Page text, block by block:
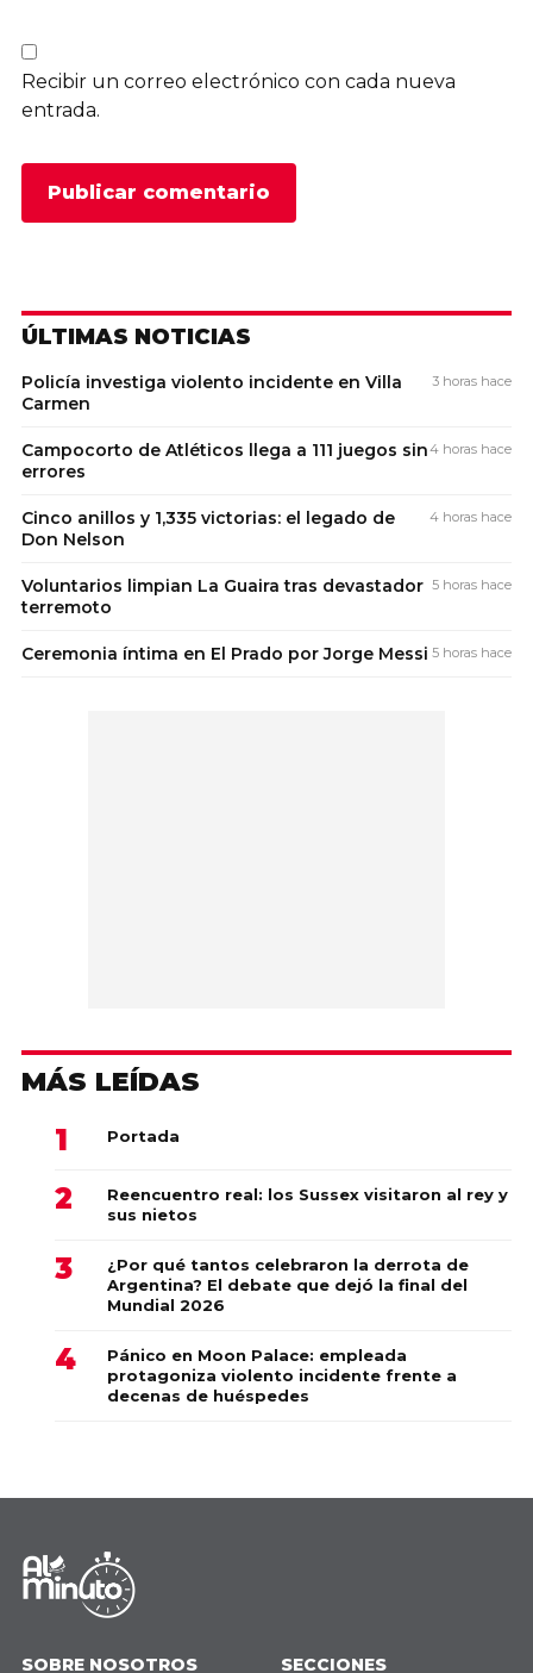
Recibir un correo electrónico con cada nueva
entrada.
ÚLTIMAS NOTICIAS
Policía investiga violento incidente en Villa
Carmen
3 horas hace
Campocorto de Atléticos llega a 111 juegos sin
errores
4 horas hace
Cinco anillos y 1,335 victorias: el legado de
Don Nelson
4 horas hace
Voluntarios limpian La Guaira tras devastador
terremoto
5 horas hace
Ceremonia íntima en El Prado por Jorge Messi 5 horas hace
MÁS LEÍDAS
Portada
Reencuentro real: los Sussex visitaron al rey y
sus nietos
¿Por qué tantos celebraron la derrota de
Argentina? El debate que dejó la final del
Mundial 2026
Pánico en Moon Palace: empleada
protagoniza violento incidente frente a
decenas de huéspedes
SOBRE NOSOTROS SECCIONES